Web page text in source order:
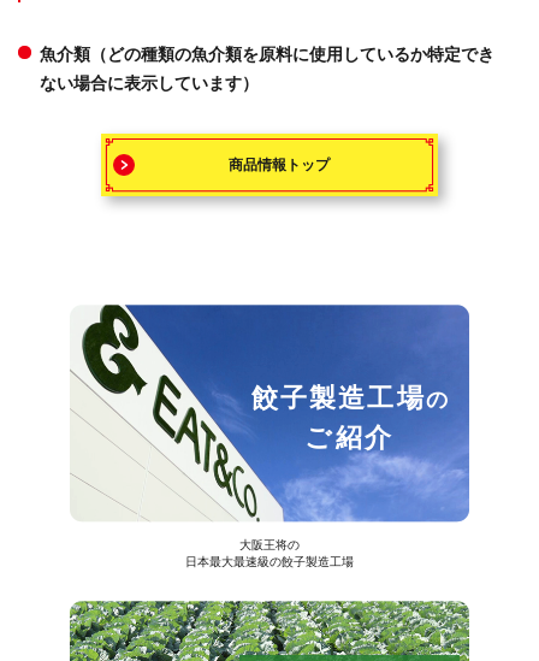
魚介類（どの種類の魚介類を原料に使用しているか特定でき
ない場合に表示しています）
商品情報トップ
餃子製造工場の
ご紹介
大阪王将の
日本最大最速級の餃子製造工場